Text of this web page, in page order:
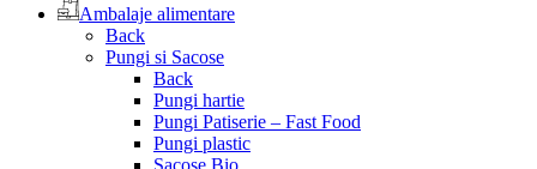
Ambalaje alimentare
Back
Pungi si Sacose
Back
Pungi hartie
Pungi Patiserie – Fast Food
Pungi plastic
Sacose Bio